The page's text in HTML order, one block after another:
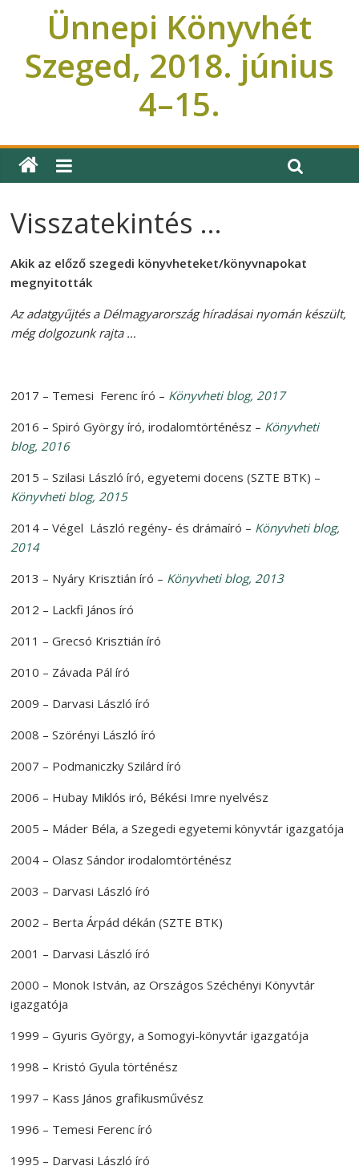
Ünnepi Könyvhét
Szeged, 2018. június
4–15.
Visszatekintés …
Akik az előző szegedi könyvheteket/könyvnapokat
megnyitották
Az adatgyűjtés a Délmagyarország híradásai nyomán készült,
még dolgozunk rajta …
2017 – Temesi Ferenc író – Könyvheti blog, 2017
2016 – Spiró György író, irodalomtörténész – Könyvheti
blog, 2016
2015 – Szilasi László író, egyetemi docens (SZTE BTK) –
Könyvheti blog, 2015
2014 – Végel László regény- és drámaíró – Könyvheti blog,
2014
2013 – Nyáry Krisztián író – Könyvheti blog, 2013
2012 – Lackfi János író
2011 – Grecsó Krisztián író
2010 – Závada Pál író
2009 – Darvasi László író
2008 – Szörényi László író
2007 – Podmaniczky Szilárd író
2006 – Hubay Miklós iró, Békési Imre nyelvész
2005 – Máder Béla, a Szegedi egyetemi könyvtár igazgatója
2004 – Olasz Sándor irodalomtörténész
2003 – Darvasi László író
2002 – Berta Árpád dékán (SZTE BTK)
2001 – Darvasi László író
2000 – Monok István, az Országos Széchényi Könyvtár
igazgatója
1999 – Gyuris György, a Somogyi-könyvtár igazgatója
1998 – Kristó Gyula történész
1997 – Kass János grafikusművész
1996 – Temesi Ferenc író
1995 – Darvasi László író